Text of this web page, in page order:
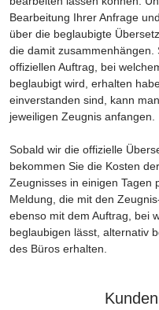
Bearbeitung Ihrer Anfrage
über die beglaubigte
die damit zusammenhängen.
offiziellen Auftrag, bei
beglaubigt wird, erhalten
einverstanden sind, kann
jeweiligen Zeugnis anfangen.
Sobald wir die offizielle
bekommen Sie die Kosten
Zeugnisses in einigen Tagen
Meldung, die mit den
ebenso mit dem Auftrag, bei
beglaubigen lässt, alternativ
des Büros erhalten.